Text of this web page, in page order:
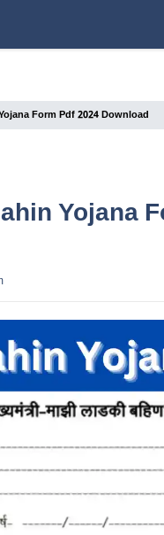
Form Pdf 2024​ Download
Yojana